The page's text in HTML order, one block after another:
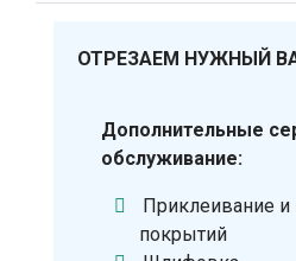
ОТРЕЗАЕМ НУЖНЫЙ
Дополнительные
обслуживание:
Приклеивание и
покрытий